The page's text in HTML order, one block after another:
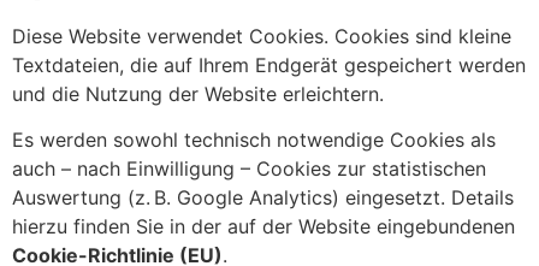
Diese Website verwendet Cookies. Cookies sind kleine
Textdateien, die auf Ihrem Endgerät gespeichert werden
und die Nutzung der Website erleichtern.
Es werden sowohl technisch notwendige Cookies als
auch – nach Einwilligung – Cookies zur statistischen
Auswertung (z. B. Google Analytics) eingesetzt. Details
hierzu finden Sie in der auf der Website eingebundenen
Cookie-Richtlinie (EU).